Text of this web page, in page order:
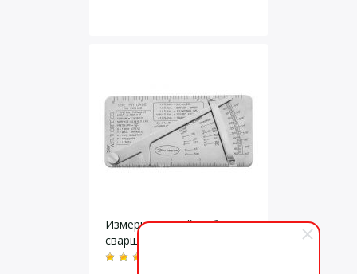
Измерительный шаблон
сварщика WG10 ЭЛИТЕСТ